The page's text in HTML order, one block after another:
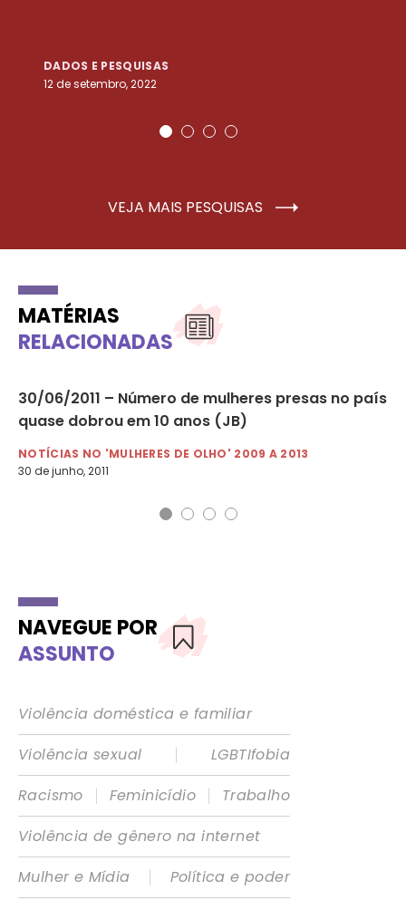
DADOS E PESQUISAS
12 de setembro, 2022
VEJA MAIS PESQUISAS
MATÉRIAS
RELACIONADAS
30/06/2011 – Número de mulheres presas no país
quase dobrou em 10 anos (JB)
NOTÍCIAS NO 'MULHERES DE OLHO' 2009 A 2013
30 de junho, 2011
NAVEGUE POR
ASSUNTO
Violência doméstica e familiar
Violência sexual
|
LGBTIfobia
Racismo
| Feminicídio |
Trabalho
Violência de gênero na internet
Mulher e Mídia
|
Política e poder